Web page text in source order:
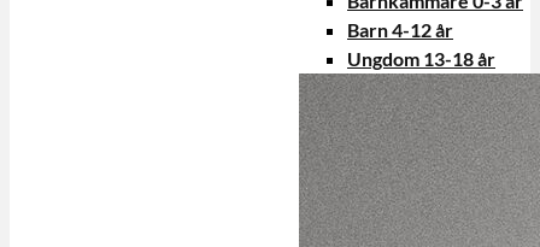
Barn 4-12 år
Ungdom 13-18 år